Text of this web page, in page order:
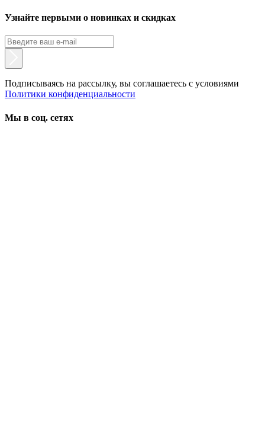
Узнайте первыми о новинках и скидках
Подписываясь на рассылку, вы соглашаетесь с условиями
Политики конфиденциальности
Мы в соц. сетях